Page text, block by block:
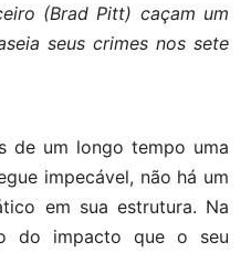
(Brad Pitt) caçam um
seus crimes nos sete
de um longo tempo uma
impecável, não há um
em sua estrutura. Na
do impacto que o seu